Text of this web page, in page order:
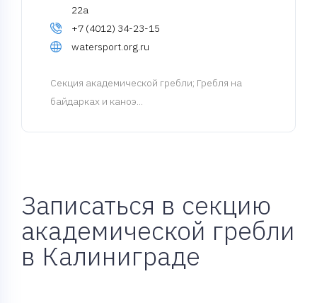
22а
+7 (4012) 34-23-15
watersport.org.ru
Cекция академической гребли; Гребля на
байдарках и каноэ...
Записаться в секцию
академической гребли
в Калиниграде